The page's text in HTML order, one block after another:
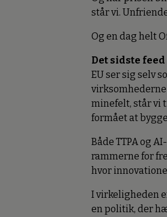
står vi.
Og en dag helt
Det sidste feed
EU ser sig selv
minefelt, står vi
formået at
Både TTPA og
rammerne for
hvor
I virkeligheden
en politik, der